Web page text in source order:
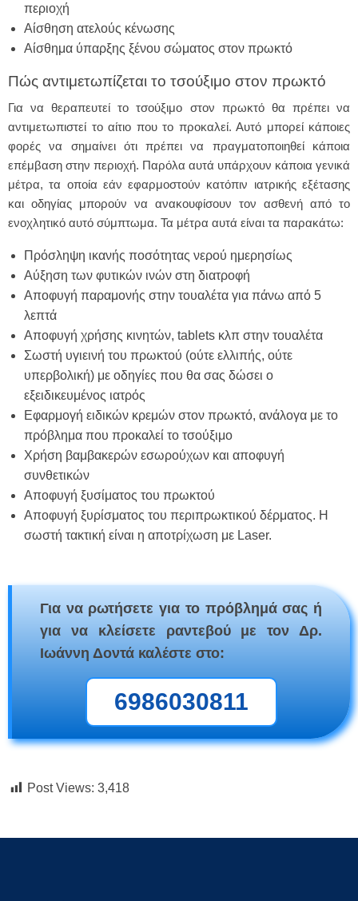
περιοχή
Αίσθηση ατελούς κένωσης
Αίσθημα ύπαρξης ξένου σώματος στον πρωκτό
Πώς αντιμετωπίζεται το τσούξιμο στον πρωκτό
Για να θεραπευτεί το τσούξιμο στον πρωκτό θα πρέπει να
αντιμετωπιστεί το αίτιο που το προκαλεί. Αυτό μπορεί κάποιες
φορές να σημαίνει ότι πρέπει να πραγματοποιηθεί κάποια
επέμβαση στην περιοχή. Παρόλα αυτά υπάρχουν κάποια γενικά
μέτρα, τα οποία εάν εφαρμοστούν κατόπιν ιατρικής εξέτασης
και οδηγίας μπορούν να ανακουφίσουν τον ασθενή από το
ενοχλητικό αυτό σύμπτωμα. Τα μέτρα αυτά είναι τα παρακάτω:
Πρόσληψη ικανής ποσότητας νερού ημερησίως
Αύξηση των φυτικών ινών στη διατροφή
Αποφυγή παραμονής στην τουαλέτα για πάνω από 5
λεπτά
Αποφυγή χρήσης κινητών, tablets κλπ στην τουαλέτα
Σωστή υγιεινή του πρωκτού (ούτε ελλιπής, ούτε
υπερβολική) με οδηγίες που θα σας δώσει ο
εξειδικευμένος ιατρός
Εφαρμογή ειδικών κρεμών στον πρωκτό, ανάλογα με το
πρόβλημα που προκαλεί το τσούξιμο
Χρήση βαμβακερών εσωρούχων και αποφυγή
συνθετικών
Αποφυγή ξυσίματος του πρωκτού
Αποφυγή ξυρίσματος του περιπρωκτικού δέρματος. Η
σωστή τακτική είναι η αποτρίχωση με Laser.
Για να ρωτήσετε για το πρόβλημά σας ή
για να κλείσετε ραντεβού με τον Δρ.
Ιωάννη Δοντά καλέστε στο:
6986030811
Post Views: 3,418